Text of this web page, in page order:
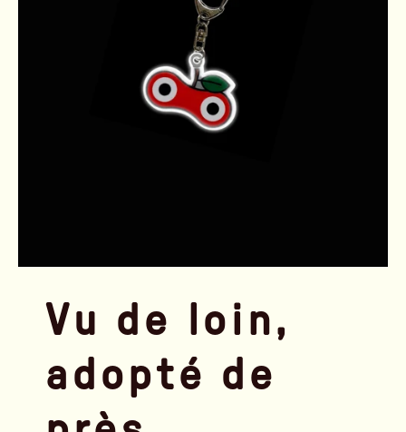
Vu de loin,
adopté de